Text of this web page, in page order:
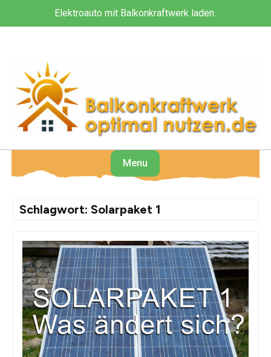
Elektroauto mit Balkonkraftwerk laden.
Menu
Schlagwort: Solarpaket 1